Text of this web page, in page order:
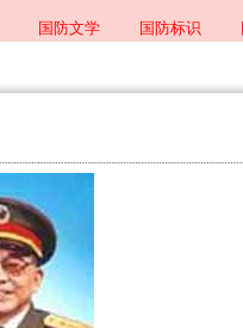
国防文学 国防标识